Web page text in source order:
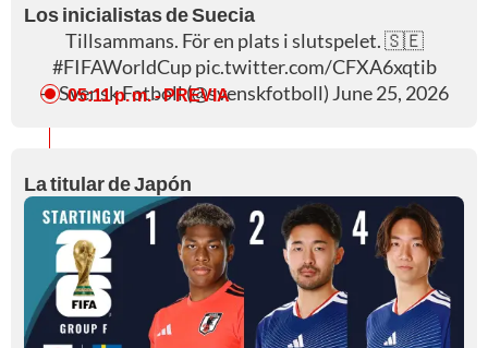
Los inicialistas de Suecia
Tillsammans. För en plats i slutspelet. 🇸🇪
#FIFAWorldCup pic.twitter.com/CFXA6xqtib
— Svensk Fotboll (@svenskfotboll) June 25, 2026
05:11 p. m. - PREVIA
La titular de Japón